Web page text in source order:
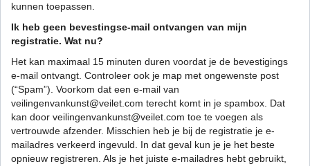
kunnen toepassen.
Ik heb geen bevestingse-mail ontvangen van mijn
registratie. Wat nu?
Het kan maximaal 15 minuten duren voordat je de bevestigings
e-mail ontvangt. Controleer ook je map met ongewenste post
(“Spam”). Voorkom dat een e-mail van
veilingenvankunst@veilet.com terecht komt in je spambox. Dat
kan door veilingenvankunst@veilet.com toe te voegen als
vertrouwde afzender. Misschien heb je bij de registratie je e-
mailadres verkeerd ingevuld. In dat geval kun je je het beste
opnieuw registreren. Als je het juiste e-mailadres hebt gebruikt,